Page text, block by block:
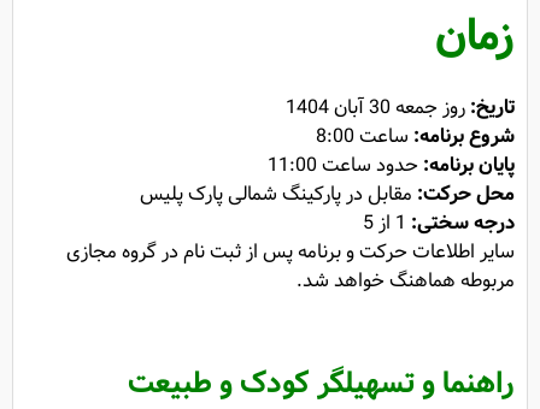
زمان
تاریخ:روز جمعه 30 آبان 1404
شروع برنامه: ساعت 8:00
پایان برنامه: حدود ساعت 11:00
محل حرکت: مقابل در پارکینگ شمالی پارک پلیس
درجه سختی:
سایر اطلاعات حرکت و برنامه پس از ثبت نام در گروه مجازی
مربوطه هماهنگ خواهد شد.
راهنما و تسهیلگر کودک و طبیعت